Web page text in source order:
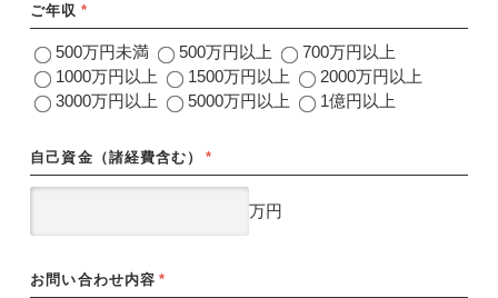
ご年収 *
500万円未満 500万円以上
700万円以上
1000万円以上
1500万円以上
2000万円以上
3000万円以上
5000万円以上 1億円以上
自己資金（諸経費含む） *
万円
お問い合わせ内容 *